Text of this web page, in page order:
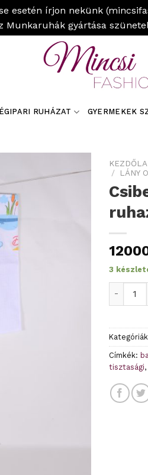
esetén írjon nekünk
Munkaruhák gyártása
RUHÁZAT GYERMEKEK
/
LÁNY
3
Csibe
Címkék:
tisztasági,